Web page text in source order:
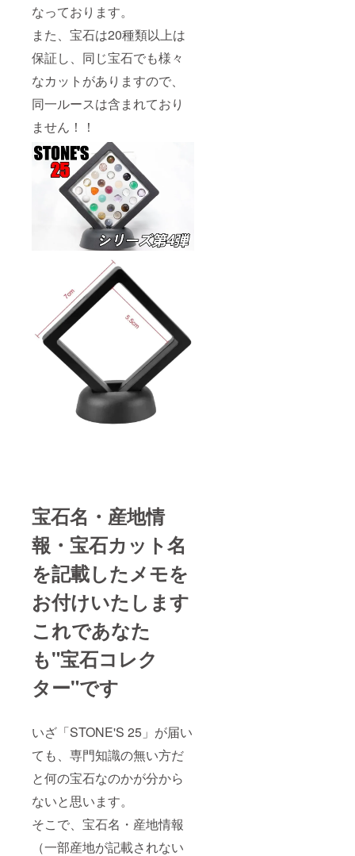
なっております。
また、宝石は20種類以上は
保証し、同じ宝石でも様々
なカットがありますので、
同一ルースは含まれており
ません！！
宝石名・産地情
報・宝石カット名
を記載したメモを
お付けいたします
これであなた
も"宝石コレク
ター"です
いざ「STONE'S 25」が届い
ても、専門知識の無い方だ
と何の宝石なのかが分から
ないと思います。
そこで、宝石名・産地情報
（一部産地が記載されない